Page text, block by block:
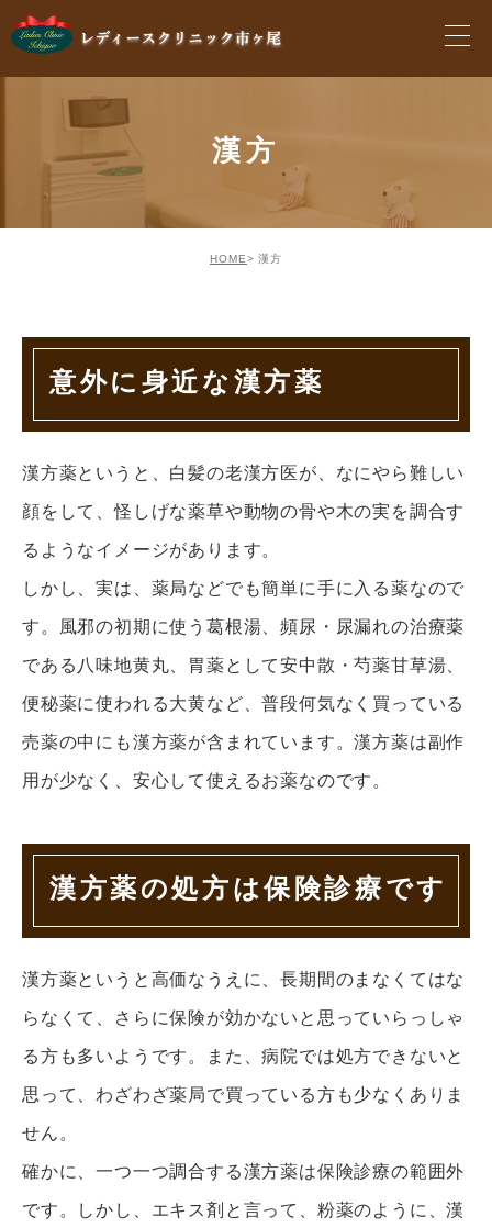
漢方
HOME 漢方
意外に身近な漢方薬
漢方薬というと、白髪の老漢方医が、なにやら難しい
顔をして、怪しげな薬草や動物の骨や木の実を調合す
るようなイメージがあります。
しかし、実は、薬局などでも簡単に手に入る薬なので
す。風邪の初期に使う葛根湯、頻尿・尿漏れの治療薬
である八味地黄丸、胃薬として安中散・芍薬甘草湯、
便秘薬に使われる大黄など、普段何気なく買っている
売薬の中にも漢方薬が含まれています。漢方薬は副作
用が少なく、安心して使えるお薬なのです。
漢方薬の処方は保険診療です
漢方薬というと高価なうえに、長期間のまなくてはな
らなくて、さらに保険が効かないと思っていらっしゃ
る方も多いようです。また、病院では処方できないと
思って、わざわざ薬局で買っている方も少なくありま
せん。
確かに、一つ一つ調合する漢方薬は保険診療の範囲外
です。しかし、エキス剤と言って、粉薬のように、漢